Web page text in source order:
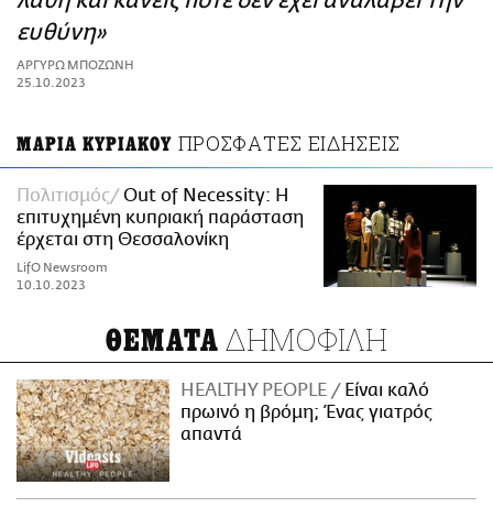
ΑΜΠΑ
PRINT
ευθύνη»
ΑΡΓΥΡΩ ΜΠΟΖΩΝΗ
25.10.2023
ΜΑΡΙΑ ΚΥΡΙΑΚΟΥ ΠΡΟΣΦΑΤΕΣ ΕΙΔΗΣΕΙΣ
Πολιτισμός
Out of Necessity: H
επιτυχημένη κυπριακή παράσταση
έρχεται στη Θεσσαλονίκη
LifO Newsroom
10.10.2023
ΘΕΜΑΤΑ ΔΗΜΟΦΙΛΗ
HEALTHY PEOPLE
Είναι καλό
πρωινό η βρόμη; Ένας γιατρός
απαντά